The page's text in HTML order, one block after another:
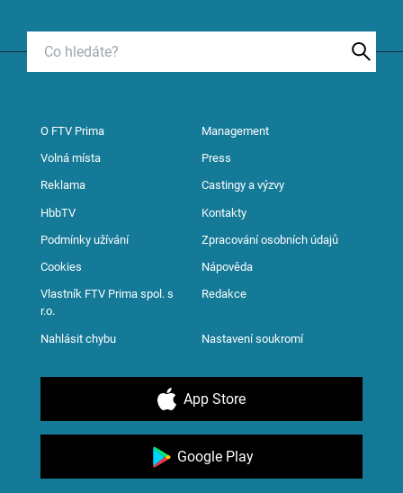
O FTV Prima Management
Volná místa Press
Reklama Castingy a výzvy
HbbTV Kontakty
Podmínky užívání Zpracování osobních údajů
Cookies Nápověda
Vlastník FTV Prima spol. s
r.o.
Redakce
Nahlásit chybu Nastavení soukromí
App Store
Google Play